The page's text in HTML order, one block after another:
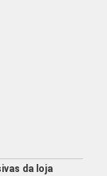
da loja